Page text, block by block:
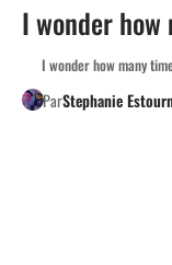
I wonder how
I wonder how many
ParStephanie